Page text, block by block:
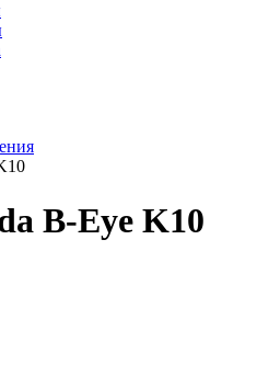
B-Eye K10